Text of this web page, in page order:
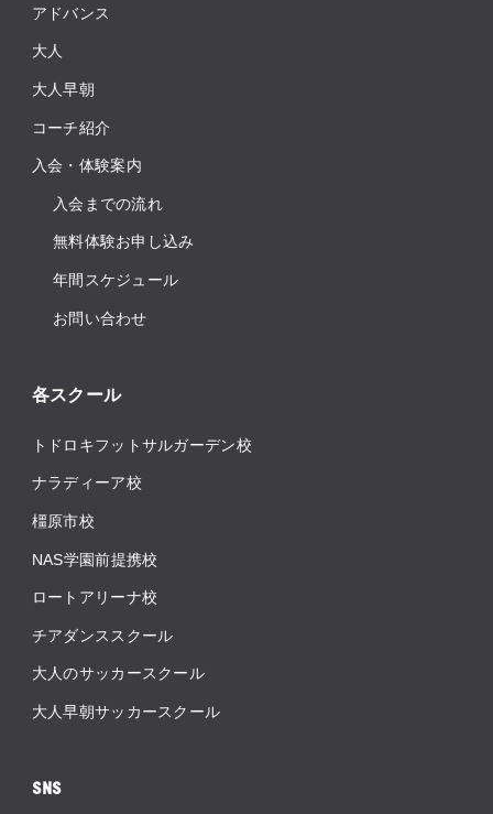
アドバンス
大人
大人早朝
コーチ紹介
入会・体験案内
入会までの流れ
無料体験お申し込み
年間スケジュール
お問い合わせ
各スクール
トドロキフットサルガーデン校
ナラディーア校
橿原市校
NAS学園前提携校
ロートアリーナ校
チアダンススクール
大人のサッカースクール
大人早朝サッカースクール
SNS